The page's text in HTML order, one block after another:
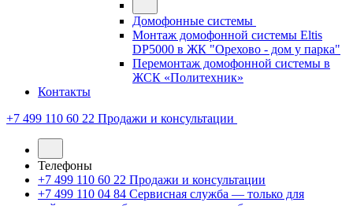
Домофонные системы
Монтаж домофонной системы Eltis
DP5000 в ЖК "Орехово - дом у парка"
Перемонтаж домофонной системы в
ЖСК «Политехник»
Контакты
+7 499 110 60 22 Продажи и консультации
Телефоны
+7 499 110 60 22 Продажи и консультации
+7 499 110 04 84 Сервисная служба — только для